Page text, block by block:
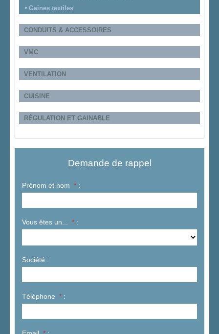
Gaines textiles
CONDUITS & ACCESSOIRES
VMC
VENTILATION
CUISINE
RÉGULATION ET GAINABLE
Demande de rappel
Prénom et nom * :
Vous êtes un... * :
Société :
Téléphone * :